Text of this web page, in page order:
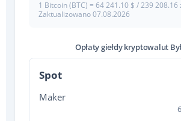
1 Bitcoin (BTC) = 64 241.10 $ / 239 208.16
Zaktualizowano 07.08.2026
Opłaty giełdy kryptowalut
Spot
Maker